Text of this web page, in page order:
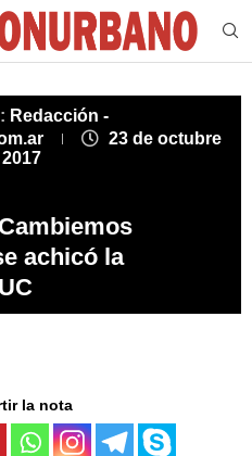
Redacción -
23 de octubre
achicó la
la nota